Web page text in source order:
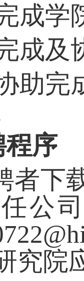
成学
成及
助完
程序
下
公
究院